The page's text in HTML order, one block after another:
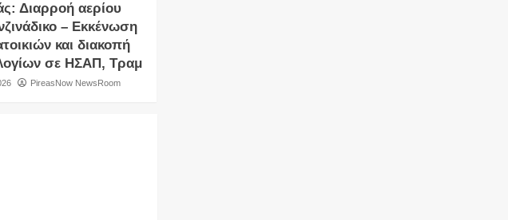
Διαρροή αερίου
– Εκκένωση
και διακοπή
σε ΗΣΑΠ, Τραμ
PireasNow NewsRoom